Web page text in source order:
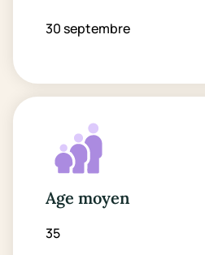
30 septembre
Age moyen
35